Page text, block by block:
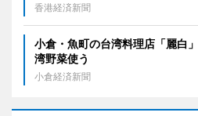
香港経済新聞
小倉・魚町の台湾料理店「麗白
湾野菜使う
小倉経済新聞